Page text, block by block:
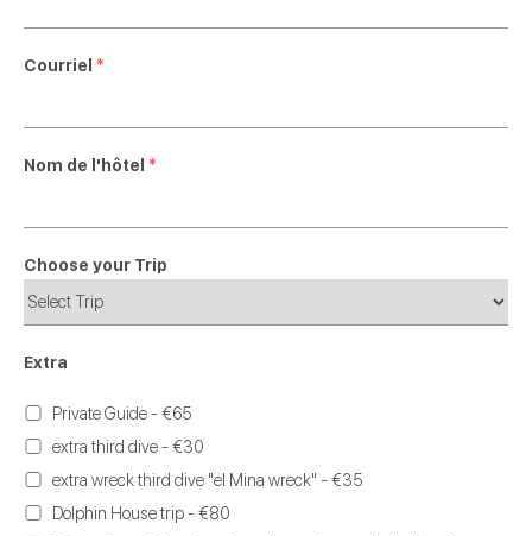
Courriel *
Nom de l'hôtel *
Choose your Trip
Extra
Private Guide - €65
extra third dive - €30
extra wreck third dive "el Mina wreck" - €35
Dolphin House trip - €80